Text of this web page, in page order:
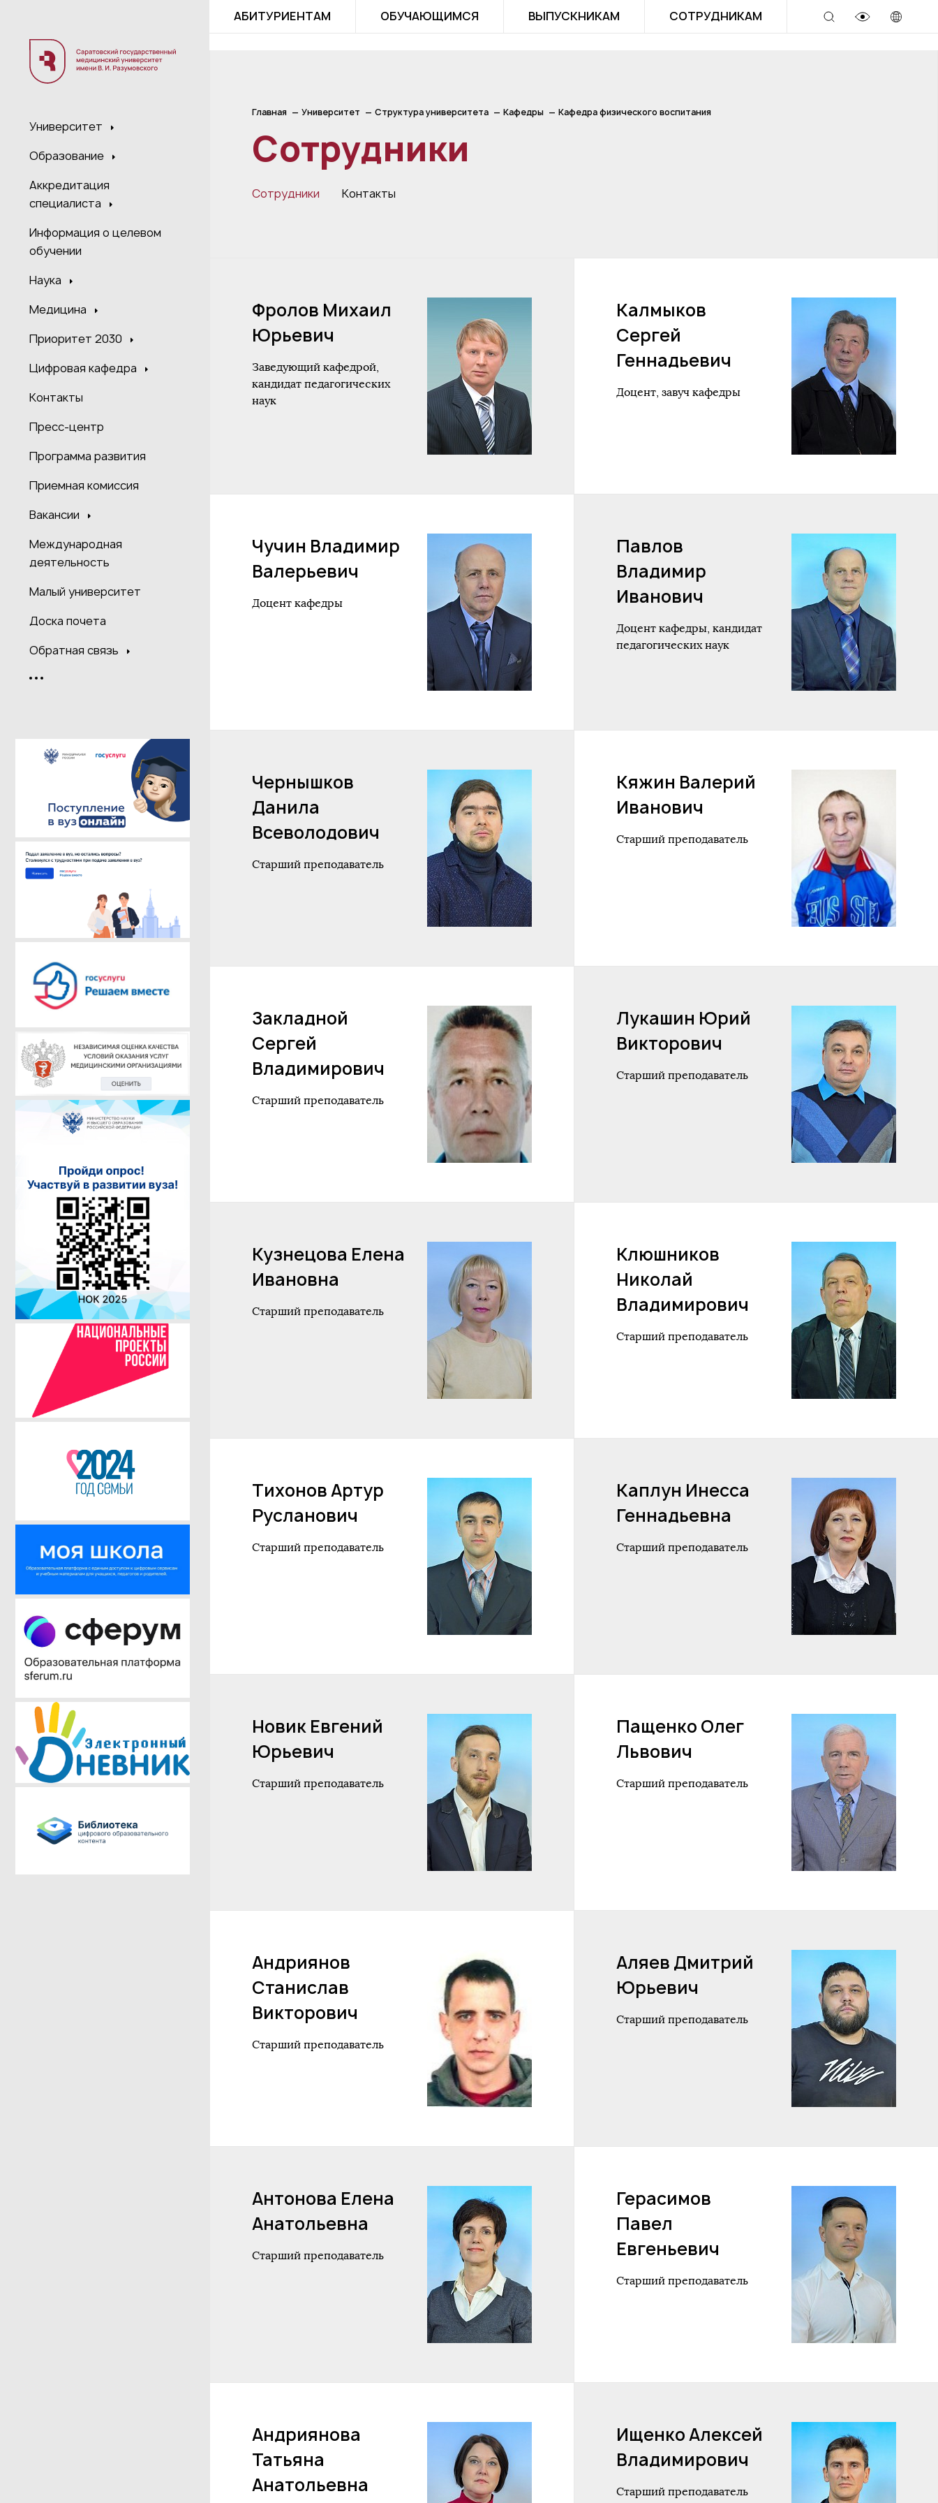
Университет
Образование
Аккредитация
специалиста
Информация о целевом
обучении
Наука
Медицина
Приоритет 2030
Цифровая кафедра
Контакты
Пресс-центр
Программа развития
Приемная комиссия
Вакансии
Международная
деятельность
Малый университет
Доска почета
Обратная связь
АБИТУРИЕНТАМ ОБУЧАЮЩИМСЯ ВЫПУСКНИКАМ СОТРУДНИКАМ
Главная Университет Структура университета Кафедры Кафедра физического воспитания
Сотрудники
Сотрудники Контакты
Фролов Михаил
Юрьевич
Заведующий кафедрой,
кандидат педагогических
наук
Калмыков
Сергей
Геннадьевич
Доцент, завуч кафедры
Чучин Владимир
Валерьевич
Доцент кафедры
Павлов
Владимир
Иванович
Доцент кафедры, кандидат
педагогических наук
Чернышков
Данила
Всеволодович
Старший преподаватель
Кяжин Валерий
Иванович
Старший преподаватель
Закладной
Сергей
Владимирович
Старший преподаватель
Лукашин Юрий
Викторович
Старший преподаватель
Кузнецова Елена
Ивановна
Старший преподаватель
Клюшников
Николай
Владимирович
Старший преподаватель
Тихонов Артур
Русланович
Старший преподаватель
Каплун Инесса
Геннадьевна
Старший преподаватель
Новик Евгений
Юрьевич
Старший преподаватель
Пащенко Олег
Львович
Старший преподаватель
Андриянов
Станислав
Викторович
Старший преподаватель
Аляев Дмитрий
Юрьевич
Старший преподаватель
Антонова Елена
Анатольевна
Старший преподаватель
Герасимов
Павел
Евгеньевич
Старший преподаватель
Андриянова
Татьяна
Анатольевна
Ищенко Алексей
Владимирович
Старший преподаватель